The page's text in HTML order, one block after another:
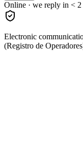
Online · we reply in <
Electronic
(Registro de